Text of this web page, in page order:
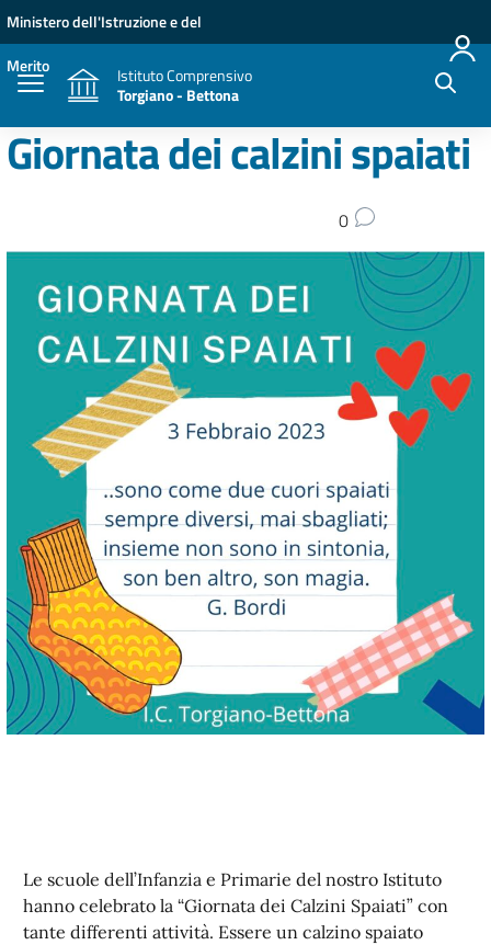
Vai ai contenuti
Vai al menu di navigazione
Vai al footer
Ministero dell'Istruzione e del
Merito
Istituto Comprensivo
Torgiano - Bettona
Giornata dei calzini spaiati
0
Le scuole dell’Infanzia e Primarie del nostro Istituto
hanno celebrato la “Giornata dei Calzini Spaiati” con
tante differenti attività. Essere un calzino spaiato